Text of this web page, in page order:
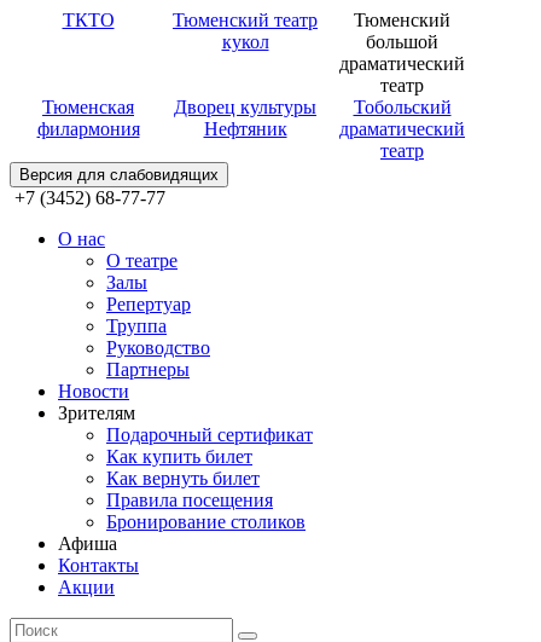
ТКТО
Тюменский театр
кукол
Тюменский
большой
драматический
театр
Тюменская
филармония
Дворец культуры
Нефтяник
Тобольский
драматический
театр
Версия для слабовидящих
+7 (3452) 68-77-77
О нас
О театре
Залы
Репертуар
Труппа
Руководство
Партнеры
Новости
Зрителям
Подарочный сертификат
Как купить билет
Как вернуть билет
Правила посещения
Бронирование столиков
Афиша
Контакты
Акции